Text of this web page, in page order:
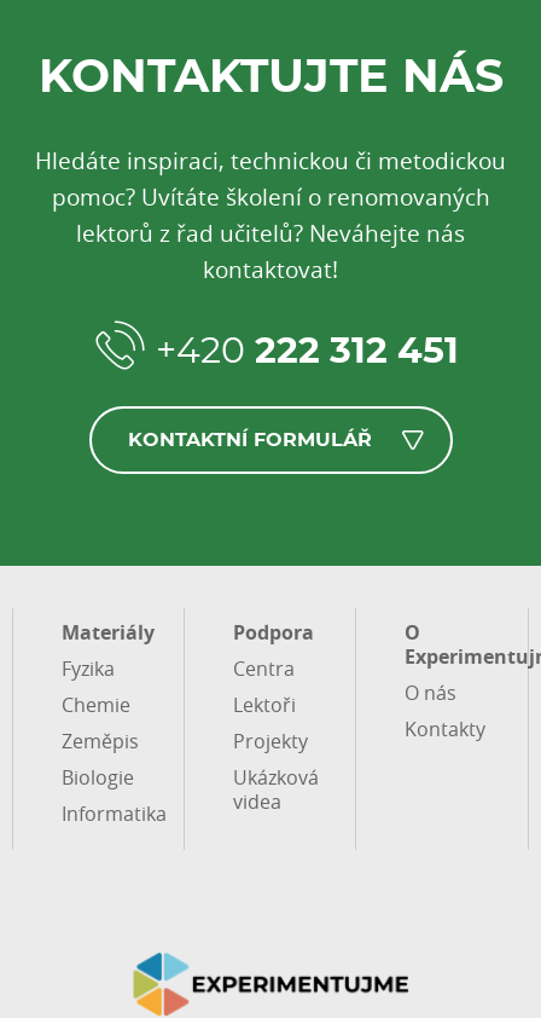
KONTAKTUJTE NÁS
Hledáte inspiraci, technickou či metodickou
pomoc? Uvítáte školení o renomovaných
lektorů z řad učitelů? Neváhejte nás
kontaktovat!
+420 222 312 451
KONTAKTNÍ FORMULÁŘ
Materiály
Fyzika
Chemie
Zeměpis
Biologie
Informatika
Podpora
Centra
Lektoři
Projekty
Ukázková
videa
O
O nás
Kontakty